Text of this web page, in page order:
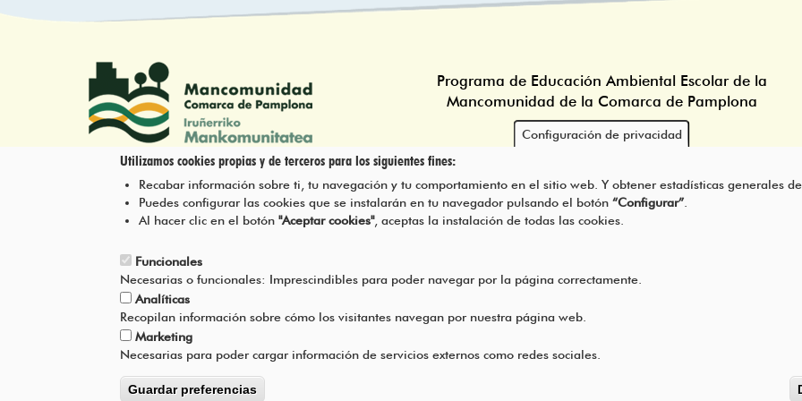
Tel.: 948 203 444
atencion@mancoeduca.com
Programa de Educación Ambiental Escolar de la
Mancomunidad de la Comarca de Pamplona
Configuración de privacidad
Utilizamos cookies propias y de terceros para los siguientes fines:
Recabar información sobre ti, tu navegación y tu comportamiento en el sitio web. Y obtener estadísticas generales de
Puedes configurar las cookies que se instalarán en tu navegador pulsando el botón“Configurar”
Al hacer clic en el botón"Aceptar cookies", aceptas la instalación de todas las cookies.
Funcionales
Necesarias o funcionales: Imprescindibles para poder navegar por la página correctamente.
Analíticas
Recopilan información sobre cómo los visitantes navegan por nuestra página web.
Marketing
Necesarias para poder cargar información de servicios externos como redes sociales.
Guardar preferencias